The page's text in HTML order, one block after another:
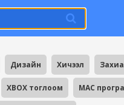
Дизайн Хичээл
XBOX тоглоом MAC